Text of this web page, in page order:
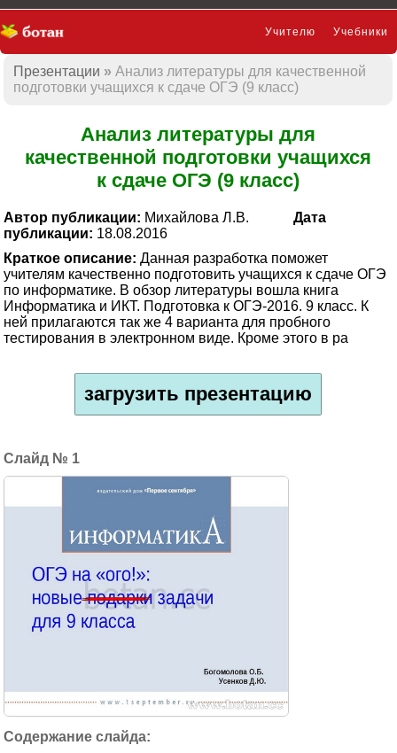
Учебники
Учителю
Презентации
Презентации
Анализ литературы для качественной
подготовки учащихся к сдаче ОГЭ (9 класс)
Анализ литературы для
качественной подготовки учащихся
к сдаче ОГЭ (9 класс)
Автор публикации: Михайлова Л.В.
Дата
публикации: 18.08.2016
Краткое описание: Данная разработка поможет
учителям качественно подготовить учащихся к сдаче ОГЭ
по информатике. В обзор литературы вошла книга
Информатика и ИКТ. Подготовка к ОГЭ-2016. 9 класс. К
ней прилагаются так же 4 варианта для пробного
тестирования в электронном виде. Кроме этого в ра
загрузить презентацию
1